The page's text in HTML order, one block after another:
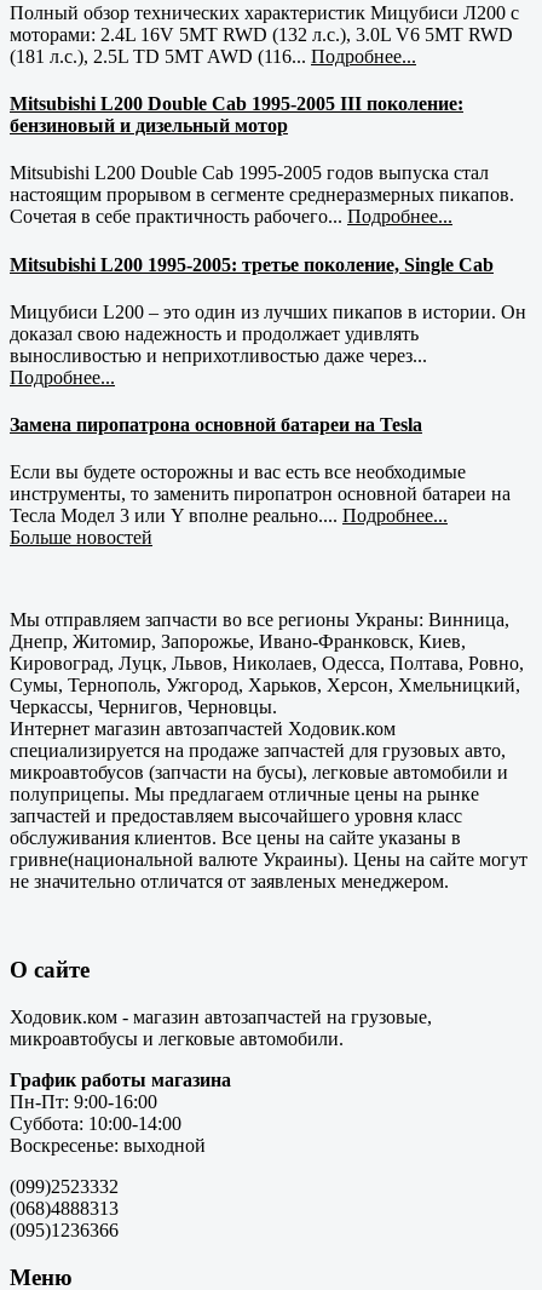
Полный обзор технических характеристик Мицубиси Л200 с
моторами: 2.4L 16V 5MT RWD (132 л.с.), 3.0L V6 5MT RWD
(181 л.с.), 2.5L TD 5MT AWD (116... Подробнее...
Mitsubishi L200 Double Cab 1995-2005 III поколение:
бензиновый и дизельный мотор
Mitsubishi L200 Double Cab 1995-2005 годов выпуска стал
настоящим прорывом в сегменте среднеразмерных пикапов.
Сочетая в себе практичность рабочего... Подробнее...
Mitsubishi L200 1995-2005: третье поколение, Single Cab
Мицубиси L200 – это один из лучших пикапов в истории. Он
доказал свою надежность и продолжает удивлять
выносливостью и неприхотливостью даже через...
Подробнее...
Замена пиропатрона основной батареи на Tesla
Если вы будете осторожны и вас есть все необходимые
инструменты, то заменить пиропатрон основной батареи на
Тесла Модел 3 или Y вполне реально.... Подробнее...
Больше новостей
Мы отправляем запчасти во все регионы Украны: Винница,
Днепр, Житомир, Запорожье, Ивано-Франковск, Киев,
Кировоград, Луцк, Львов, Николаев, Одесса, Полтава, Ровно,
Сумы, Тернополь, Ужгород, Харьков, Херсон, Хмельницкий,
Черкассы, Чернигов, Черновцы.
Интернет магазин автозапчастей Ходовик.ком
специализируется на продаже запчастей для грузовых авто,
микроавтобусов (запчасти на бусы), легковые автомобили и
полуприцепы. Мы предлагаем отличные цены на рынке
запчастей и предоставляем высочайшего уровня класс
обслуживания клиентов. Все цены на сайте указаны в
гривне(национальной валюте Украины). Цены на сайте могут
не значительно отличатся от заявленых менеджером.
О сайте
Ходовик.ком - магазин автозапчастей на грузовые,
микроавтобусы и легковые автомобили.
График работы магазина
Пн-Пт: 9:00-16:00
Суббота: 10:00-14:00
Воскресенье: выходной
(099)2523332
(068)4888313
(095)1236366
Меню